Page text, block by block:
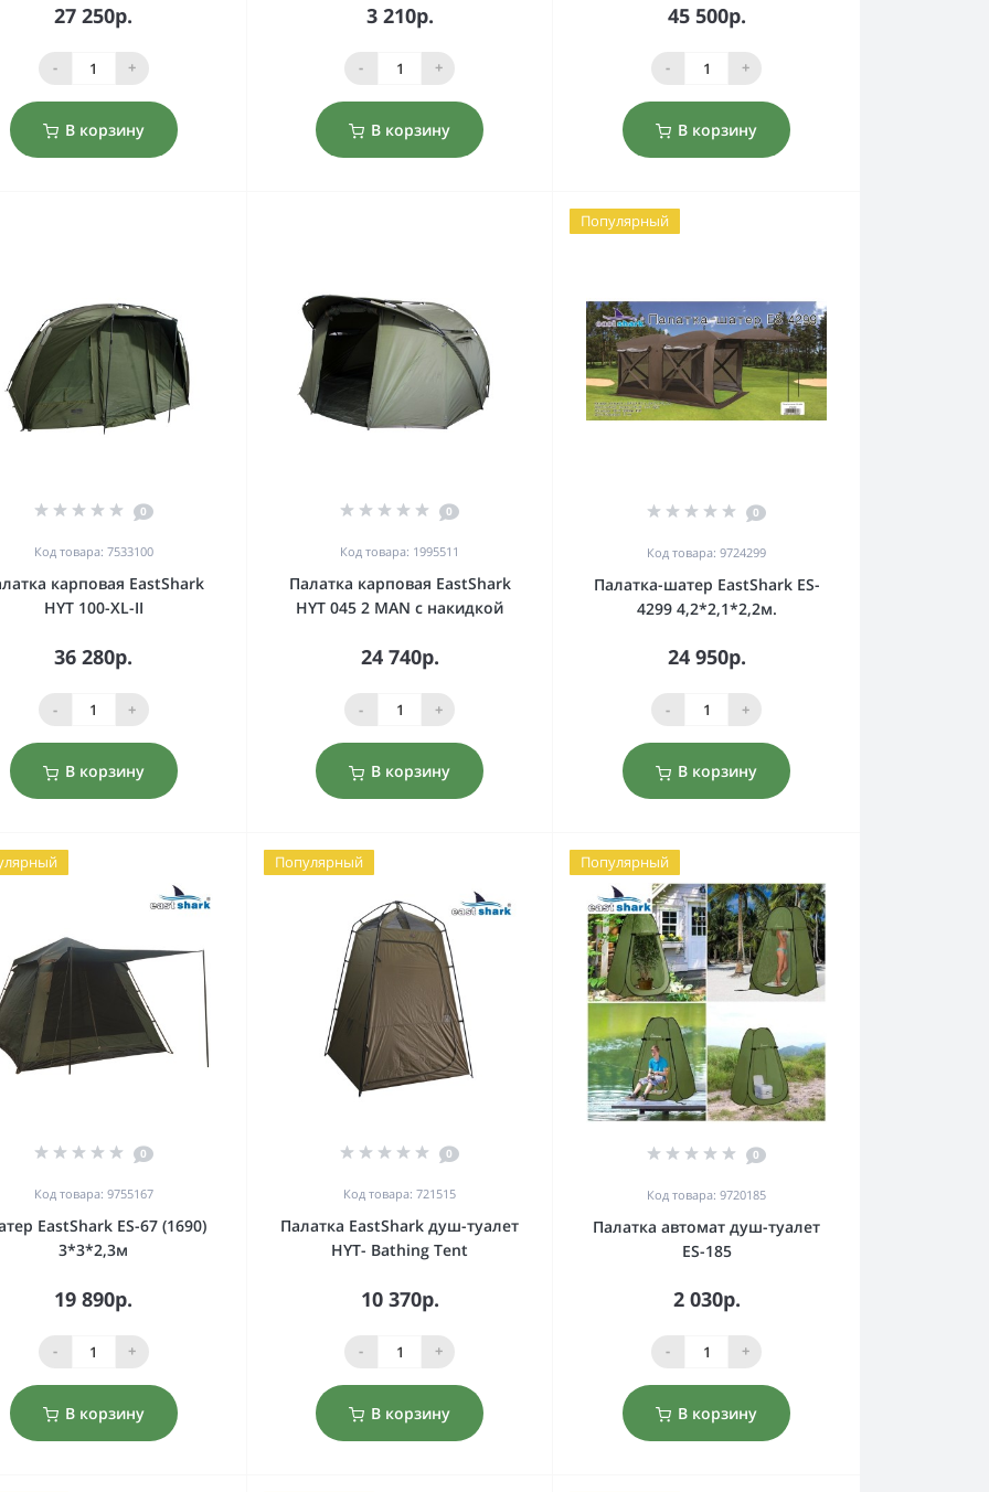
27 250р.
- +
В корзину
3 210р.
- +
В корзину
45 500р.
- +
В корзину
0
Код товара: 7533100
карповая EastShark
HYT 100-XL-II
36 280р.
- +
В корзину
0
Код товара: 1995511
Палатка карповая EastShark
HYT 045 2 MAN с накидкой
24 740р.
- +
В корзину
Популярный
0
Код товара: 9724299
Палатка-шатер EastShark ES-
4299 4,2*2,1*2,2м.
24 950р.
- +
В корзину
0
Код товара: 9755167
EastShark ES-67 (1690)
3*3*2,3м
19 890р.
- +
В корзину
Популярный
0
Код товара: 721515
Палатка EastShark душ-туалет
HYT- Bathing Tent
10 370р.
- +
В корзину
Популярный
0
Код товара: 9720185
Палатка автомат душ-туалет
ES-185
2 030р.
- +
В корзину